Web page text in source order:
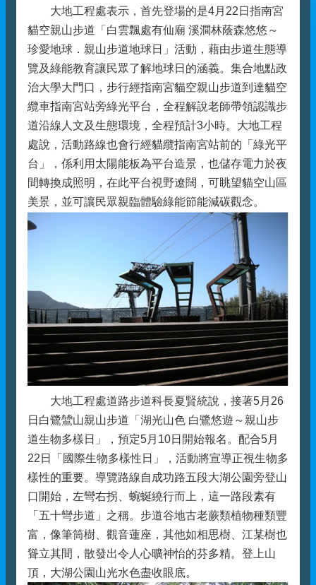
大地工程處表示，首先登場的是4月22日指南宮
貓空親山步道「白雲飄處有仙廟 溪澗林蔭森悠悠～
珍愛地球．親山步道地球日」活動，藉由步道生態導
覽及綠能教育讓民眾了解地球日的涵義。集合地點政
治大學大門口，步行經指南宮貓空親山步道到達貓空
纜車指南宮站旁綠光平台，全程解說老師帶領認識步
道沿線人文及生態環境，全程預計3小時。大地工程
處說，活動路線也會行經貓纜指南宮站前的「綠光平
台」，係利用太陽能板為平台造景，也儲存電力於夜
間轉換成照明，在此平台視野遼闊，可眺望貓空山區
美景，並可讓民眾親臨體驗綠能節能減碳觀念。
大地工程處道路步道科長夏賢統說，接著5月26
日白鷺鷥山親山步道「湖光山色 白鷺悠遊～親山步
道生物多樣日」，預定5月10日開始報名。配合5月
22日「國際生物多樣性日」，活動將宣導正視生物多
樣性的重要。導覽路線自成功路五段大湖公園旁登山
口開始，左彎右拐、蜿蜒繞行而上，這一路段素有
「五十彎步道」之稱。步道谷地古老蕨類植物種類豐
富，像筆筒樹、觀音蓮座，其他如相思樹、江某樹也
聳立其間，散發出令人心曠神怡的芬多精。登上山
頂，大湖公園山光水色盡收眼底。